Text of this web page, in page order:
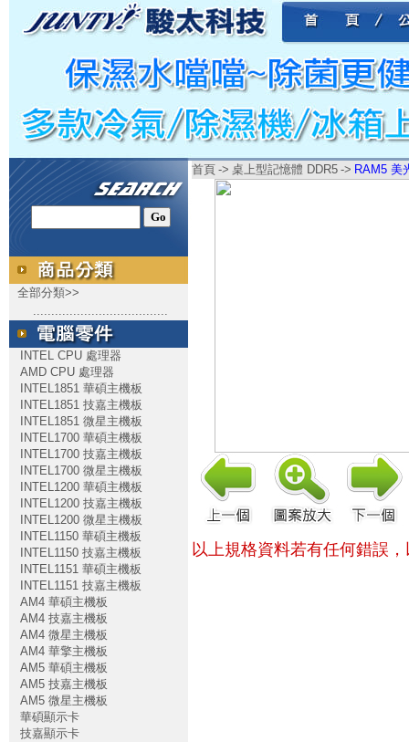
全部分類>>
.....................................
INTEL CPU 處理器
AMD CPU 處理器
INTEL1851 華碩主機板
INTEL1851 技嘉主機板
INTEL1851 微星主機板
INTEL1700 華碩主機板
INTEL1700 技嘉主機板
INTEL1700 微星主機板
INTEL1200 華碩主機板
INTEL1200 技嘉主機板
INTEL1200 微星主機板
INTEL1150 華碩主機板
INTEL1150 技嘉主機板
INTEL1151 華碩主機板
INTEL1151 技嘉主機板
AM4 華碩主機板
AM4 技嘉主機板
AM4 微星主機板
AM4 華擎主機板
AM5 華碩主機板
AM5 技嘉主機板
AM5 微星主機板
華碩顯示卡
技嘉顯示卡
首頁 -> 桌上型記憶體 DDR5 -> RAM5 美
以上規格資料若有任何錯誤